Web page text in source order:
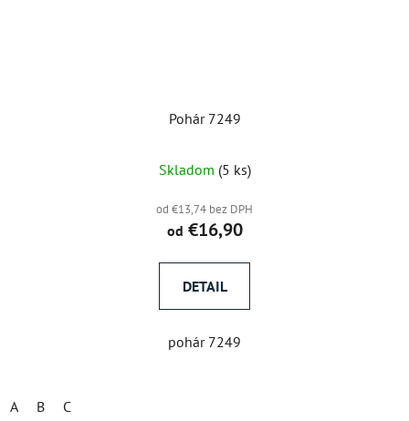
Pohár 7249
Skladom (5 ks)
od €13,74 bez DPH
od €16,90
DETAIL
pohár 7249
A B C